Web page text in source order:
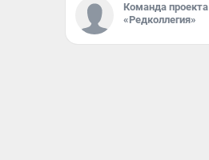
Команда проекта
«Редколлегия»